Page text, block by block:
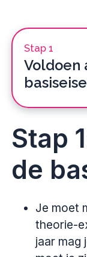
Stap 1
Voldoen
Stap
de
Je moet
theorie-
jaar mag